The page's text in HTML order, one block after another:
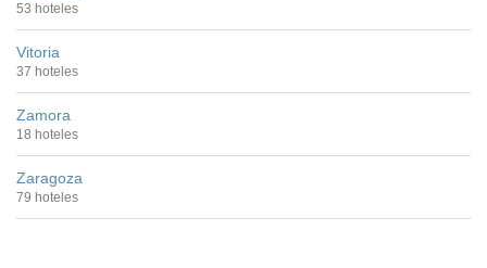
53 hoteles
Vitoria
37 hoteles
Zamora
18 hoteles
Zaragoza
79 hoteles